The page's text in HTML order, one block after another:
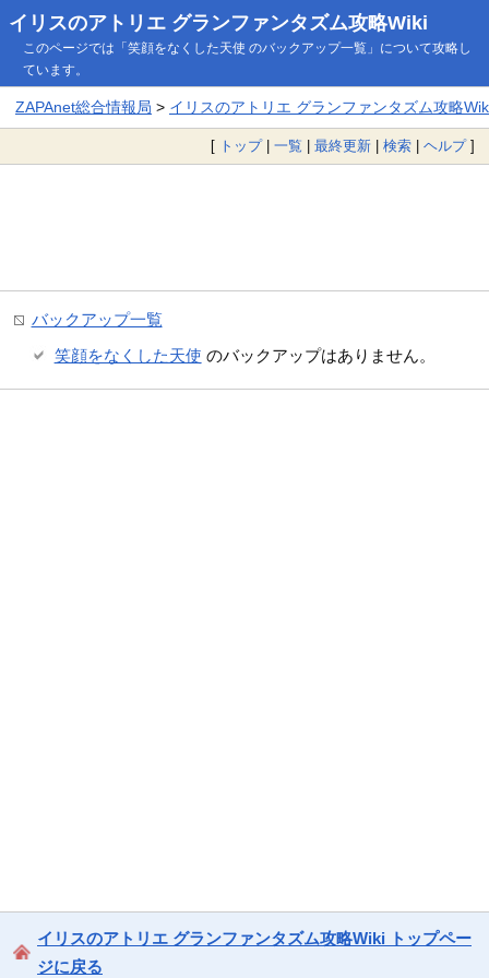
イリスのアトリエ グランファンタズム攻略Wiki
このページでは「笑顔をなくした天使 のバックアップ一覧」について攻略し
ています。
ZAPAnet総合情報局 > イリスのアトリエ グランファンタズム攻略
[ トップ| 一覧 | 最終更新 | 検索 | ヘルプ]
バックアップ一覧
笑顔をなくした天使 のバックアップはありません。
イリスのアトリエ グランファンタズム攻略Wiki トップペー
ジに戻る